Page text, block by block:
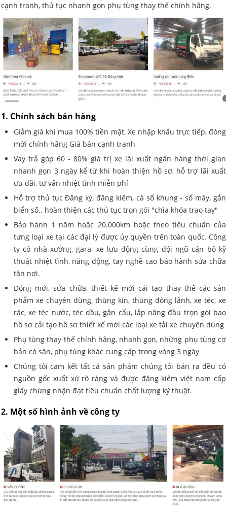
cạnh tranh, thủ tục nhanh gọn phụ tùng thay thế chính hãng.
1. Chính sách bán hàng
Giảm giá khi mua 100% tiền mặt, Xe nhập khẩu trực tiếp, đóng
mới chính hãng Giá bán cạnh tranh
Vay trả góp 60 - 80% giá trị xe lãi xuất ngân hàng thời gian
nhanh gọn 3 ngày kể từ khi hoàn thiện hồ sơ, hỗ trợ lãi xuất
ưu đãi, tư vấn nhiệt tình miễn phí
Hỗ trợ thủ tục Đăng ký, đăng kiểm, cà số khung - số máy, gắn
biển số.. hoàn thiện các thủ tục trọn gói "chìa khóa trao tay"
Bảo hành 1 năm hoặc 20.000km hoặc theo tiêu chuẩn của
tưng loại xe tại các đại lý được ủy quyền trên toàn quốc. Công
ty có nhà xưởng, gara, xe lưu động cùng đội ngũ cán bộ kỹ
thuật nhiệt tình, năng động, tay nghề cao bảo hành sửa chữa
tận nơi.
Đóng mới, sửa chữa, thiết kế mới cải tạo thay thế các sản
phẩm xe chuyên dùng, thùng kín, thùng đông lãnh, xe téc, xe
rác, xe téc nước, téc dầu, gắn cẩu, lắp nâng đầu trọn gói bao
hồ sơ cải tạo hồ sơ thiết kế mới các loại xe tải xe chuyên dùng
Phụ tùng thay thế chính hãng, nhanh gọn, những phụ tùng cơ
bản có sẵn, phụ tùng khác cung cấp trong vòng 3 ngày
Chúng tôi cam kết tất cả sản phảm chúng tôi bán ra đều có
nguồn gốc xuất xứ rõ ràng và được đăng kiểm việt nam cấp
giấy chứng nhận đạt tiêu chuẩn chất lượng kỹ thuật.
2. Một số hình ảnh về công ty